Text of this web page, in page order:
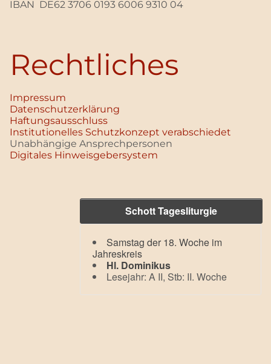
IBAN DE62 3706 0193 6006 9310 04
Rechtliches
Impressum
Datenschutz­erklärung
Haftungsausschluss
Institutionelles Schutzkonzept verabschiedet
Unabhängige Ansprechpersonen
Digitales Hinweisgebersystem
Schott Tagesliturgie
Samstag der 18. Woche im
Jahreskreis
Hl. Dominikus
Lesejahr: A II, Stb: II. Woche